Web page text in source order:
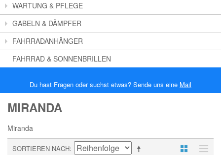
WARTUNG & PFLEGE
GABELN & DÄMPFER
FAHRRADANHÄNGER
FAHRRAD & SONNENBRILLEN
Du hast Fragen oder suchst etwas? Sende uns eine Mail
MIRANDA
Miranda
SORTIEREN NACH